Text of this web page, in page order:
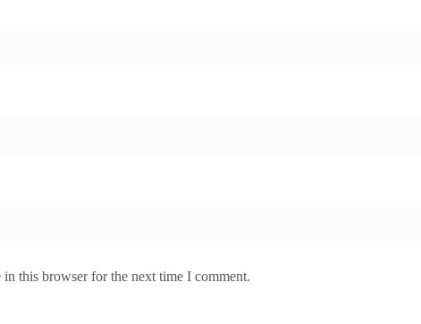
this browser for the next time I comment.